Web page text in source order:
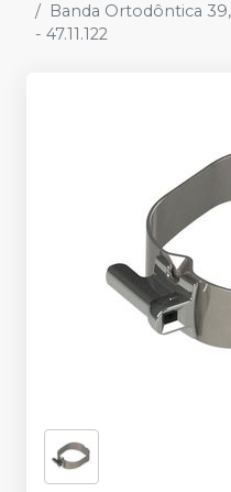
Banda Ortodôntica
- 47.11.122